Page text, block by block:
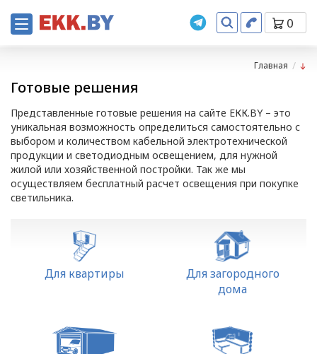
0
Главная
Готовые решения
Представленные готовые решения на сайте ЕКК.BY – это
уникальная возможность определиться самостоятельно с
выбором и количеством кабельной электротехнической
продукции и светодиодным освещением, для нужной
жилой или хозяйственной постройки. Так же мы
осуществляем бесплатный расчет освещения при покупке
светильника.
Для квартиры
Для загородного
дома